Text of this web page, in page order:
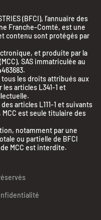
(BFCI), l’annuaire des
Franche-Comté, est une
contenu sont protégés par
et produite par la
SAS immatriculée au
tous les droits attribués aux
articles L341-1 et
articles L111-1 et suivants
est seule titulaire des
notamment par une
ou partielle de BFCI
MCC est interdite.
site vous intéresse avant de